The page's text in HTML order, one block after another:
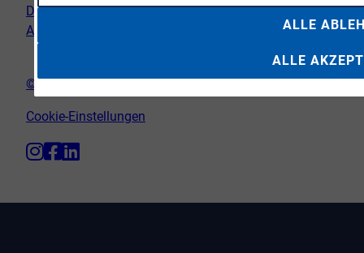
Datenschutz
AGB
© VR-Immobilien Bonn Rhein-Sieg GmbH
Cookie-Einstellungen
ALLE
ALLE